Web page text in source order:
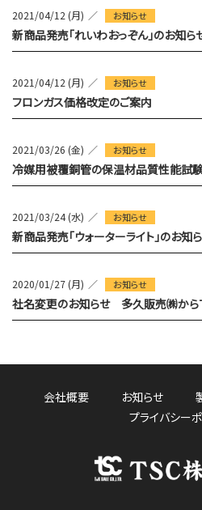
2021/04/12 (月) お知らせ
新商品発売「れいわおっぞん」のお知ら
2021/04/12 (月) お知らせ
フロンガス価格改定のご案内
2021/03/26 (金) お知らせ
冷媒用被覆銅管の保温材品質性能試
2021/03/24 (水) お知らせ
新商品発売「ウォーターライト」のお知
2020/01/27 (月) お知らせ
社名変更のお知らせ 多久販売㈱から
会社概要 お知らせ
プライバシー